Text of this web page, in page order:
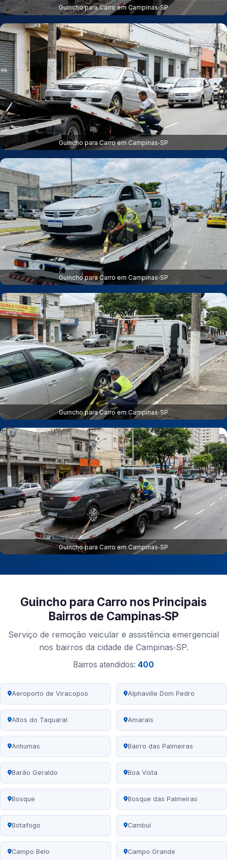
Guincho para Carro em Campinas‑SP
Guincho para Carro em Campinas‑SP
Guincho para Carro em Campinas‑SP
Guincho para Carro em Campinas‑SP
Guincho para Carro em Campinas‑SP
Guincho para Carro nos Principais
Bairros de Campinas‑SP
Serviço de remoção veicular e assistência emergencial
nos bairros da cidade de Campinas‑SP.
Bairros atendidos: 400
Aeroporto de Viracopos Alphaville Dom Pedro
Altos do Taquaral Amarais
Anhumas Bairro das Palmeiras
Barão Geraldo Boa Vista
Bosque Bosque das Palmeiras
Botafogo Cambuí
Campo Belo Campo Grande